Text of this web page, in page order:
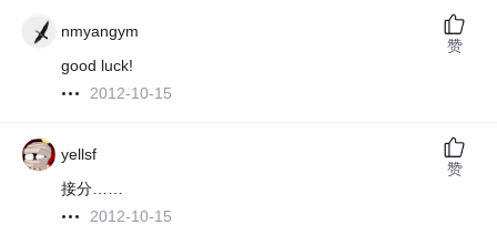
nmyangym
good luck!
2012-10-15
赞
yellsf
接分……
2012-10-15
赞